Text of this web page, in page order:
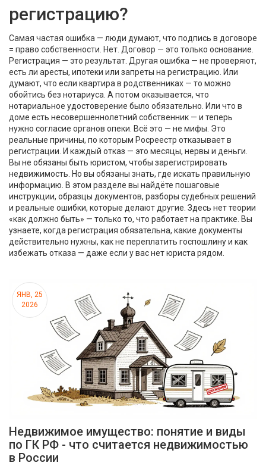
регистрацию?
Самая частая ошибка — люди думают, что подпись в договоре
= право собственности. Нет. Договор — это только основание.
Регистрация — это результат. Другая ошибка — не проверяют,
есть ли аресты, ипотеки или запреты на регистрацию. Или
думают, что если квартира в родственниках — то можно
обойтись без нотариуса. А потом оказывается, что
нотариальное удостоверение было обязательно. Или что в
доме есть несовершеннолетний собственник — и теперь
нужно согласие органов опеки. Всё это — не мифы. Это
реальные причины, по которым Росреестр отказывает в
регистрации. И каждый отказ — это месяцы, нервы и деньги.
Вы не обязаны быть юристом, чтобы зарегистрировать
недвижимость. Но вы обязаны знать, где искать правильную
информацию. В этом разделе вы найдёте пошаговые
инструкции, образцы документов, разборы судебных решений
и реальные ошибки, которые делают другие. Здесь нет теории
«как должно быть» — только то, что работает на практике. Вы
узнаете, когда регистрация обязательна, какие документы
действительно нужны, как не переплатить госпошлину и как
избежать отказа — даже если у вас нет юриста рядом.
ЯНВ, 25
2026
Недвижимое имущество: понятие и виды
по ГК РФ - что считается недвижимостью
в России